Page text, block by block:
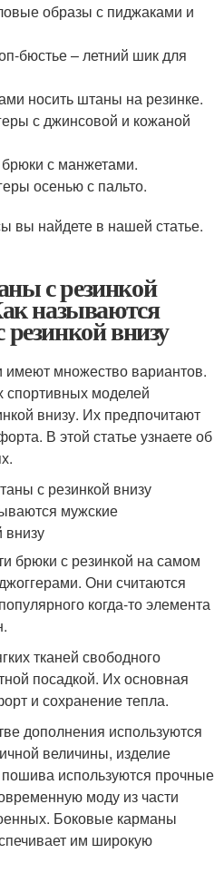
образы с пиджаками и
бюстье – летний шик для
носить штаны на резинке.
с джинсовой и кожаной
с манжетами.
осенью с пальто.
вы найдете в нашей статье.
с резинкой
называются
внизу
множество вариантов.
моделей
внизу. Их предпочитают
В этой статье узнаете об
брюки с резинкой на самом
Они считаются
когда-то элемента
тканей свободного
посадкой. Их основная
и сохранение тепла.
дополнения используются
величины, изделие
используются прочные
моду из части
Боковые карманы
им широкую